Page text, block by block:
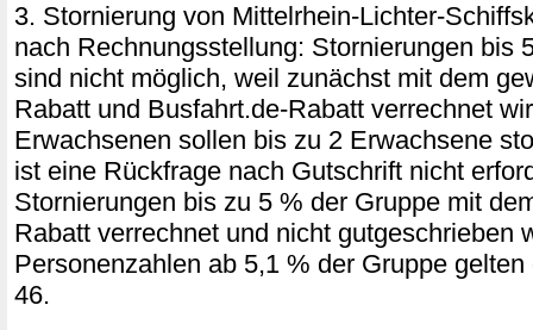
3. Stornierung von Mittelrhein-Lichter-
nach Rechnungsstellung: Stornierungen bis
sind nicht möglich, weil zunächst mit dem
Rabatt und Busfahrt.de-Rabatt verrechnet
Erwachsenen sollen bis zu 2 Erwachsene
ist eine Rückfrage nach Gutschrift nicht
Stornierungen bis zu 5 % der Gruppe mit
Rabatt verrechnet und nicht gutgeschrieben
Personenzahlen ab 5,1 % der Gruppe
46.